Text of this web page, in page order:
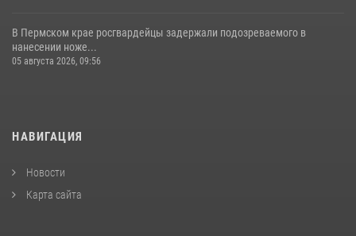
В Пермском крае росгвардейцы задержали подозреваемого в
нанесении ноже...
05 августа 2026, 09:56
НАВИГАЦИЯ
Новости
Карта сайта